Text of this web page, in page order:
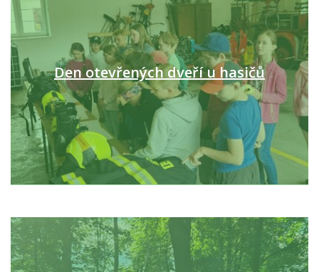
Den otevřených dveří u hasičů